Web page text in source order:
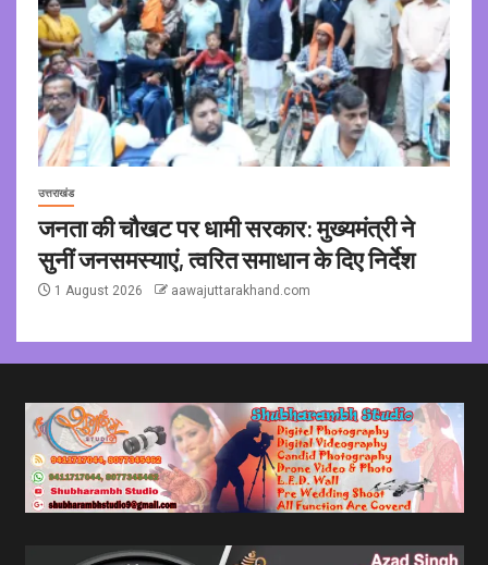
उत्तराखंड
जनता की चौखट पर धामी सरकार: मुख्यमंत्री ने
सुनीं जनसमस्याएं, त्वरित समाधान के दिए निर्देश
1 August 2026 aawajuttarakhand.com